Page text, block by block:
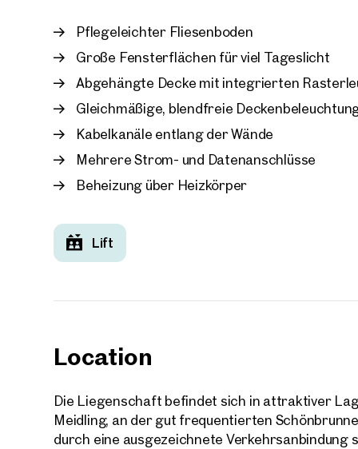
wodurch flexible Arbeitsplatzgestaltungen
Ein zentraler Gang erschließt die einzelnen
Funktions- bzw. Abstellräume.
Ein Verkauf wäre ebenfalls möglich.
Pflegeleichter Fliesenboden
Große Fensterflächen für viel Tageslicht
Abgehängte Decke mit integrierten
Gleichmäßige, blendfreie
Kabelkanäle entlang der Wände
Mehrere Strom- und Datenanschlüsse
Beheizung über Heizkörper
Lift
Location
Die Liegenschaft befindet sich in attraktiver
Meidling, an der gut frequentierten
durch eine ausgezeichnete